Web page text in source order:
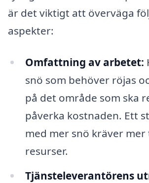
är det viktigt att överväga
aspekter:
Omfattning av arbetet:
snö som behöver röjas
på det område som ska
påverka kostnaden. Ett
med mer snö kräver mer
resurser.
Tjänsteleverantörens